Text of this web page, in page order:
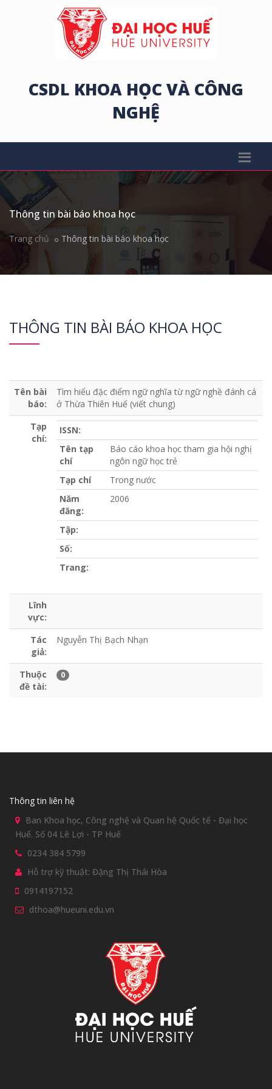
CSDL KHOA HỌC VÀ CÔNG
NGHỆ
Thông tin bài báo khoa học
Trang chủ Thông tin bài báo khoa học
THÔNG TIN BÀI BÁO KHOA HỌC
Tên bài
báo:
Tìm hiểu đặc điểm ngữ nghĩa từ ngữ nghề đánh cá
ở Thừa Thiên Huế (viết chung)
Tạp
chí:
ISSN:
Tên tạp
chí
Báo cáo khoa học tham gia hội nghị
ngôn ngữ học trẻ
Tạp chí
Trong nước
Năm
đăng:
2006
Tập:
Số:
Trang:
Lĩnh
vực:
Tác
giả:
Nguyễn Thị Bạch Nhạn
Thuộc
đề tài:
0
Thông tin liên hệ
Ban Khoa học, Công nghệ và Quan hệ Quốc tế - Đại học
Huế. Số 04 Lê Lợi - TP Huế
0234 384 5799
Hỗ trợ kỹ thuật: Đặng Thị Thái Hòa
0914197152
dthoa@hueuni.edu.vn